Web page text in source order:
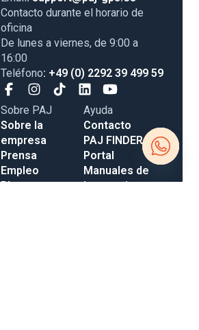
Contacto durante el horario de
oficina
De lunes a viernes, de 9:00 a
16:00
Teléfono: +49 (0) 2292 39 499 59
Sobre PAJ
Sobre la
empresa
Prensa
Empleo
Blog
Ayuda
Contacto
PAJ FINDER
Portal
Manuales de
instrucciones